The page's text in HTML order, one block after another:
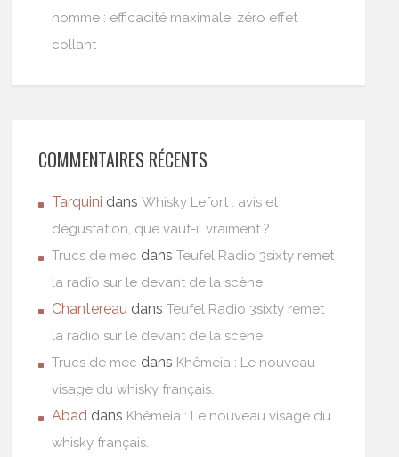
homme : efficacité maximale, zéro effet
collant
COMMENTAIRES RÉCENTS
Tarquini dansWhisky Lefort : avis et
dégustation, que vaut-il vraiment ?
Trucs de mec dansTeufel Radio 3sixty remet
la radio sur le devant de la scène
Chantereau dansTeufel Radio 3sixty remet
la radio sur le devant de la scène
Trucs de mec dans Khêmeia : Le nouveau
visage du whisky français.
Abad dans Khêmeia : Le nouveau visage du
whisky français.